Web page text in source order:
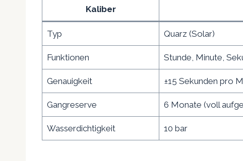
Kaliber
Typ Quarz (Solar)
Funktionen Stunde, Minute,
Genauigkeit ±15 Sekunden pro
Gangreserve 6 Monate (voll
Wasserdichtigkeit 10 bar